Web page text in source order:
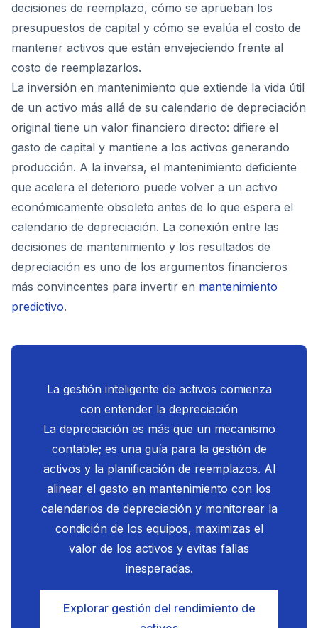
decisiones de reemplazo, cómo se aprueban los
presupuestos de capital y cómo se evalúa el costo de
mantener activos que están envejeciendo frente al
costo de reemplazarlos.
La inversión en mantenimiento que extiende la vida útil
de un activo más allá de su calendario de depreciación
original tiene un valor financiero directo: difiere el
gasto de capital y mantiene a los activos generando
producción. A la inversa, el mantenimiento deficiente
que acelera el deterioro puede volver a un activo
económicamente obsoleto antes de lo que espera el
calendario de depreciación. La conexión entre las
decisiones de mantenimiento y los resultados de
depreciación es uno de los argumentos financieros
más convincentes para invertir en mantenimiento
predictivo.
La gestión inteligente de activos comienza
con entender la depreciación
La depreciación es más que un mecanismo
contable; es una guía para la gestión de
activos y la planificación de reemplazos. Al
alinear el gasto en mantenimiento con los
calendarios de depreciación y monitorear la
condición de los equipos, maximizas el
valor de los activos y evitas fallas
inesperadas.
Explorar gestión del rendimiento de